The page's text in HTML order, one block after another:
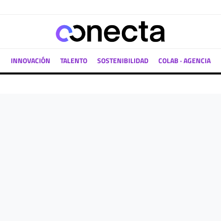
INNOVACIÓN TALENTO SOSTENIBILIDAD COLAB · AGENCIA